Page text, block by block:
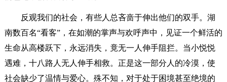
反观我们的社会，有些人总吝啬于伸出他们的双手。湖
南数百名“看客”，在如潮的掌声与欢呼声中，见证一个鲜活的
生命从高楼跃下，永远消失，竟无一人伸手阻拦。当小悦悦
遇难，十八路人无人伸手相救。正是这一部分人的冷漠，使
社会缺少了温情与爱心。殊不知，对于处于困境甚至绝境的